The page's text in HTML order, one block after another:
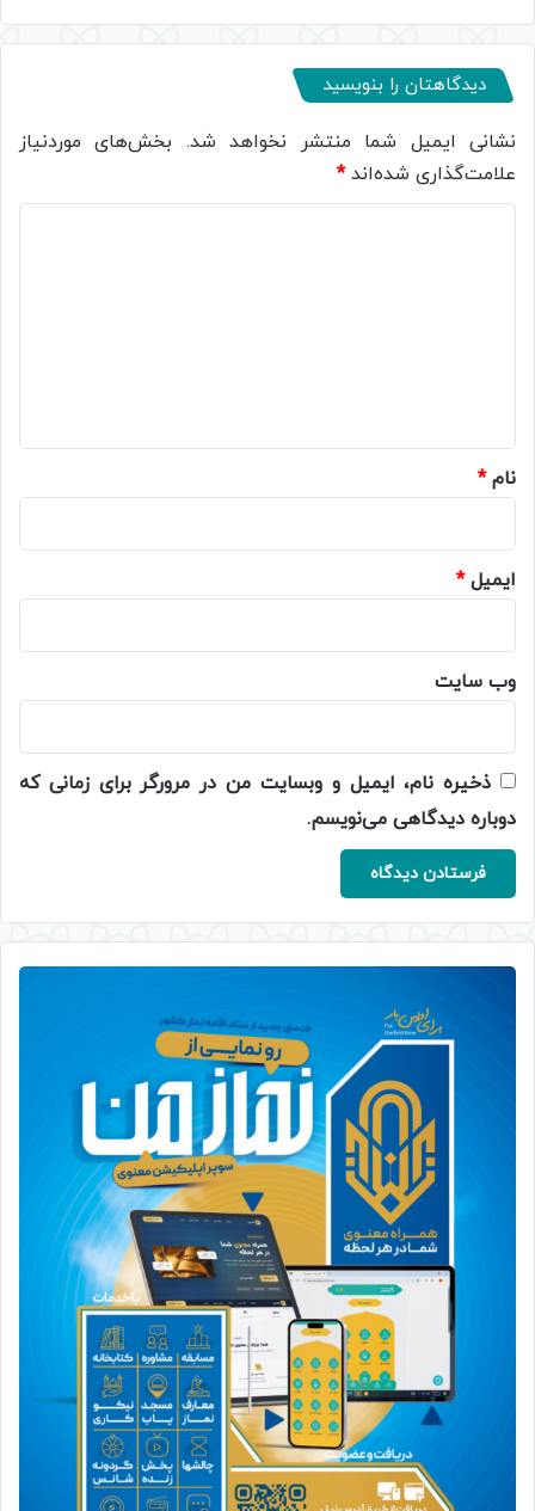
دیدگاهتان را بنویسید
نشانی ایمیل شما منتشر نخواهد شد. بخش‌های موردنیاز
علامت‌گذاری شده‌اند*
نام*
ایمیل*
وب‌ سایت
ذخیره نام، ایمیل و وبسایت من در مرورگر برای زمانی که
دوباره دیدگاهی می‌نویسم.